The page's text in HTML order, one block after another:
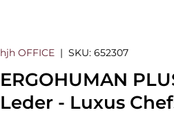
hjh OFFICE |SKU: 652307
ERGOHUMAN
Leder - Luxus